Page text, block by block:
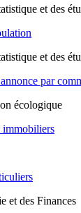
et des
et des
par
écologique
immobiliers
et des Finances